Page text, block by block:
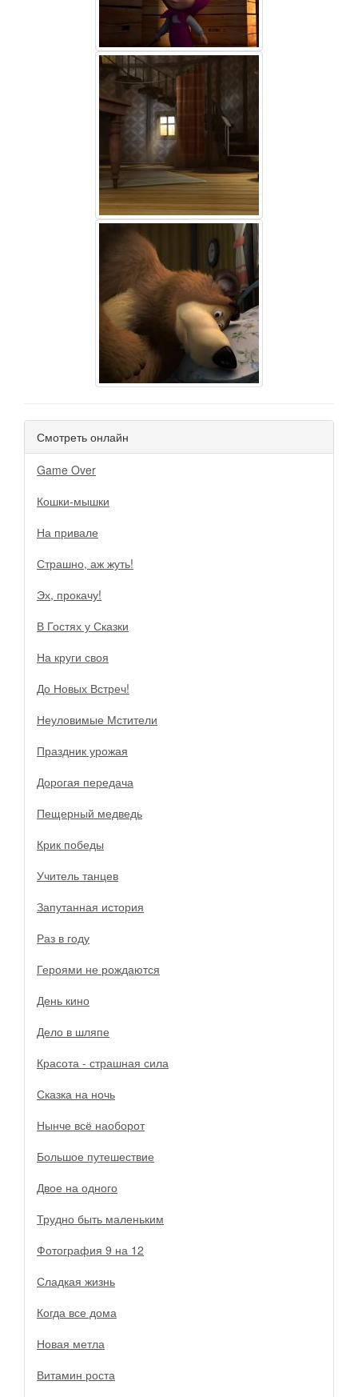
Смотреть онлайн
Game Over
Кошки-мышки
На привале
Страшно, аж жуть!
Эх, прокачу!
В Гостях у Сказки
На круги своя
До Новых Встреч!
Неуловимые Мстители
Праздник урожая
Дорогая передача
Пещерный медведь
Крик победы
Учитель танцев
Запутанная история
Раз в году
Героями не рождаются
День кино
Дело в шляпе
Красота - страшная сила
Сказка на ночь
Нынче всё наоборот
Большое путешествие
Двое на одного
Трудно быть маленьким
Фотография 9 на 12
Сладкая жизнь
Когда все дома
Новая метла
Витамин роста